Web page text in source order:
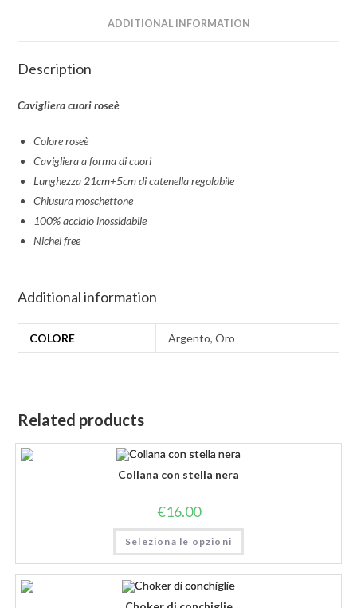
ADDITIONAL INFORMATION
Description
Cavigliera cuori roseè
Colore roseè
Cavigliera a forma di cuori
Lunghezza 21cm+5cm di catenella regolabile
Chiusura moschettone
100% acciaio inossidabile
Nichel free
Additional information
COLORE Argento, Oro
Related products
Collana con stella nera
€16.00
Seleziona le opzioni